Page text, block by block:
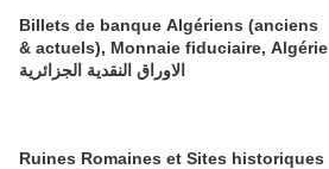
Billets de banque Algériens (anciens
& actuels), Monnaie fiduciaire, Algérie
الاوراق النقدية الجزائرية
Ruines Romaines et Sites historiques